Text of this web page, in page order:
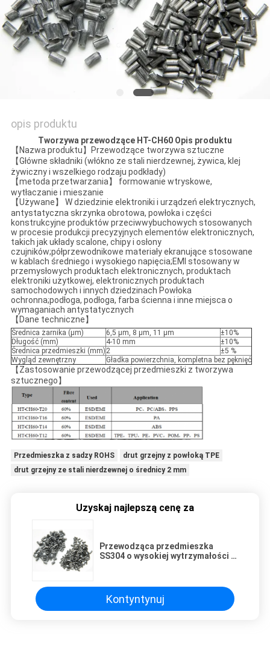
MAPA
WITRYNY
opis produktu
Tworzywa przewodzące HT-CH 60 Opis produktu
【Nazwa produktu】Przewodzące tworzywa sztuczne
【Główne składniki (włókno ze stali nierdzewnej, żywica, klej
żywiczny i wszelkiego rodzaju podkłady)
【metoda przetwarzania】 formowanie wtryskowe,
wytłaczanie i mieszanie
【Używane】 W dziedzinie elektroniki i urządzeń elektrycznych,
antystatyczna skrzynka obrotowa, powłoka i części
konstrukcyjne produktów przeciwwybuchowych stosowanych
w procesie produkcji precyzyjnych elementów elektronicznych,
takich jak układy scalone, chipy i osłony
czujników;półprzewodnikowe materiały ekranujące stosowane
w kablach średniego i wysokiego napięcia;EMI stosowany w
przemysłowych produktach elektronicznych, produktach
elektroniki użytkowej, elektronicznych produktach
samochodowych i innych dziedzinach Powłoka
ochronna;podłoga, podłoga, farba ścienna i inne miejsca o
wymaganiach antystatycznych
【Dane techniczne】
Średnica żarnika (μm) 6,5 µm, 8 µm, 11 µm
±10%
Długość (mm)
4-10 mm
±10%
Średnica przedmieszki (mm) 2
±5 %
Wygląd zewnętrzny
Gładka powierzchnia, kompletna bez pęknięć
【Zastosowanie przewodzącej przedmieszki z tworzywa
sztucznego】
Przedmieszka z sadzy ROHS
drut grzejny z powłoką TPE
drut grzejny ze stali nierdzewnej o średnicy 2 mm
Uzyskaj najlepszą cenę za
Przewodząca przedmieszka
SS304 o wysokiej wytrzymałości z
Kontyntynuj